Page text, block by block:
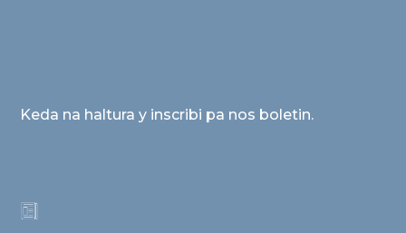
Keda na haltura y inscribi pa nos boletin.